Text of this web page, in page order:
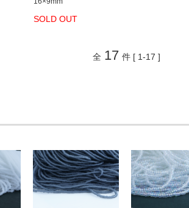
SOLD OUT
全 17 件 [ 1-17 ]